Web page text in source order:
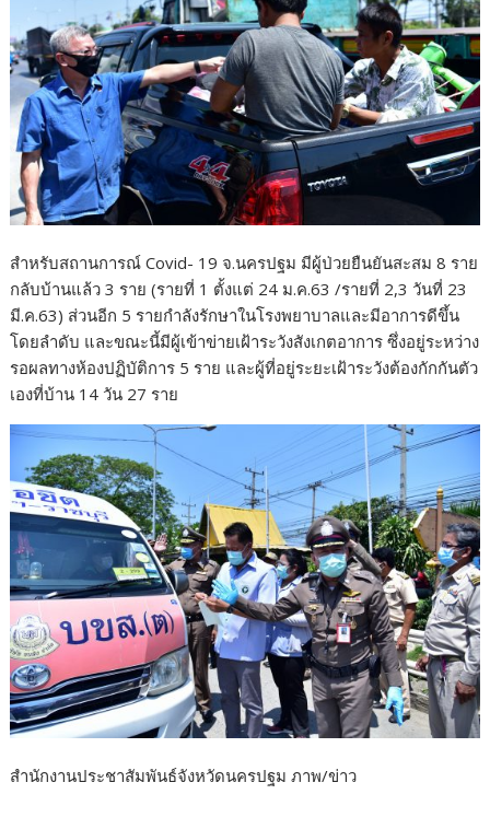
สำหรับสถานการณ์ Covid- 19 จ.นครปฐม มีผู้ป่วยยืนยันสะสม 8 ราย
กลับบ้านแล้ว 3 ราย (รายที่ 1 ตั้งแต่ 24 ม.ค.63 /รายที่ 2,3 วันที่ 23
มี.ค.63) ส่วนอีก 5 รายกำลังรักษาในโรงพยาบาลและมีอาการดีขึ้น
โดยลำดับ และขณะนี้มีผู้เข้าข่ายเฝ้าระวังสังเกตอาการ ซึ่งอยู่ระหว่าง
รอผลทางห้องปฏิบัติการ 5 ราย และผู้ที่อยู่ระยะเฝ้าระวังต้องกักกันตัว
เองที่บ้าน 14 วัน 27 ราย
สำนักงานประชาสัมพันธ์จังหวัดนครปฐม ภาพ/ข่าว